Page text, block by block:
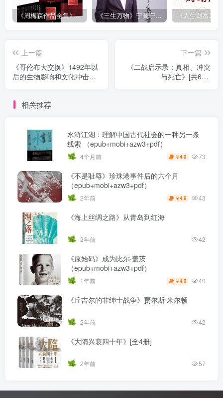
《周梅森作品全集》[共30册] 《三生万物》宁高宁（epub+mobi+azw3+pdf）
上一篇
《哥伦布大交换》1492年以
后的生物影响和文化冲击
下一篇
《二战启示录：真相、冲突
与死亡》[共6册]
相关推荐
水浒江湖：理解中国古代社会的一种另一条
线索 （epub+mobi+azw3+pdf）
4个月前 ￥4.9 73
《不是耻辱》珍珠港事件后的六个月
（epub+mobi+azw3+pdf）
2年前 ￥4.9 43
《海上丝绸之路》从青岛到红海
2年前 42
《原始码》成为比尔·盖茨
（epub+mobi+azw3+pdf）
1年前 ￥4.9 40
《丘吉尔的非绅士战争》贾尔斯·米尔顿
2年前 42
《大隋兴衰四十年》[全4册]
2年前 57